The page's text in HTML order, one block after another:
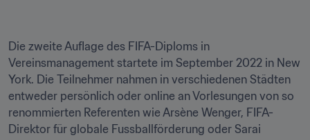
Die zweite Auflage des FIFA-Diploms in
Vereinsmanagement startete im September 2022 in New
York. Die Teilnehmer nahmen in verschiedenen Städten
entweder persönlich oder online an Vorlesungen von so
renommierten Referenten wie Arsène Wenger, FIFA-
Direktor für globale Fussballförderung oder Sarai